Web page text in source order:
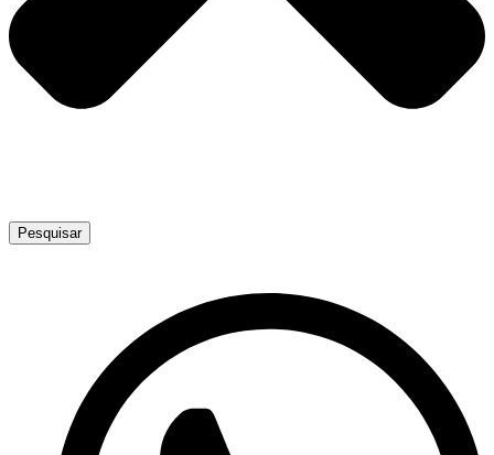
Pesquisar